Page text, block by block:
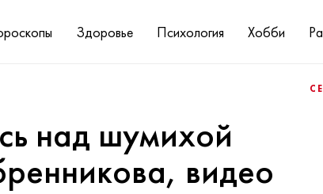
Здоровье Психология Хобби
над шумихой
видео